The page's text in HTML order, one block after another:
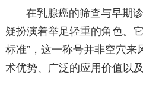
在乳腺癌的筛查与早期
疑扮演着举足轻重的角色。
标准”，这一称号并非空穴来
术优势、广泛的应用价值以